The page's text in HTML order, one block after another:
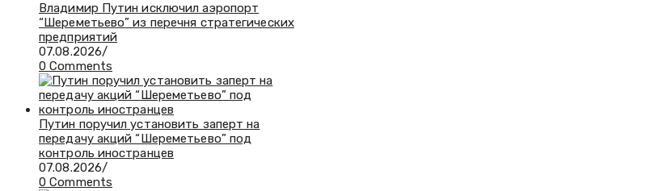
Владимир Путин исключил аэропорт
“Шереметьево” из перечня стратегических
предприятий
07.08.2026/
0 Comments
Путин поручил установить заперт на
передачу акций “Шереметьево” под
контроль иностранцев
07.08.2026/
0 Comments